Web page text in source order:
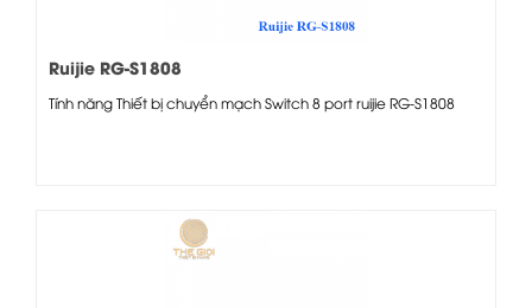
Ruijie RG-S1808
Tính năng Thiết bị chuyển mạch Switch 8 port ruijie RG-S1808